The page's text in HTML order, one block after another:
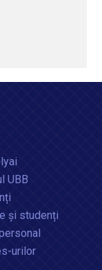
UBB
și studenți
urilor